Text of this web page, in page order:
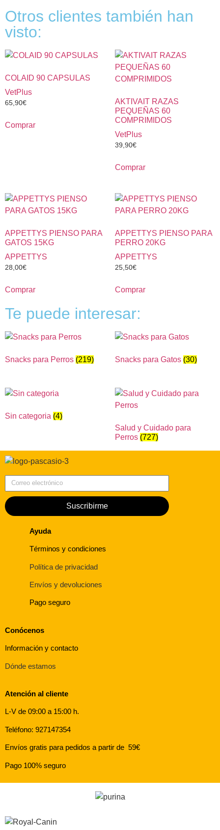
Otros clientes también han
visto:
COLAID 90 CAPSULAS
VetPlus
65,90€
Comprar
AKTIVAIT RAZAS
PEQUEÑAS 60
COMPRIMIDOS
VetPlus
39,90€
Comprar
APPETTYS PIENSO PARA
GATOS 15KG
APPETTYS
28,00€
Comprar
APPETTYS PIENSO PARA
PERRO 20KG
APPETTYS
25,50€
Comprar
Te puede interesar:
Snacks para Perros (219) Snacks para Gatos (30)
Sin categoria (4)
Salud y Cuidado para
Perros (727)
Suscribirme
Ayuda
Términos y condiciones
Política de privacidad
Envíos y devoluciones
Pago seguro
Conócenos
Información y contacto
Dónde estamos
Atención al cliente
L-V de 09:00 a 15:00 h.
Teléfono: 927147354
Envíos gratis para pedidos a partir de 59€
Pago 100% seguro